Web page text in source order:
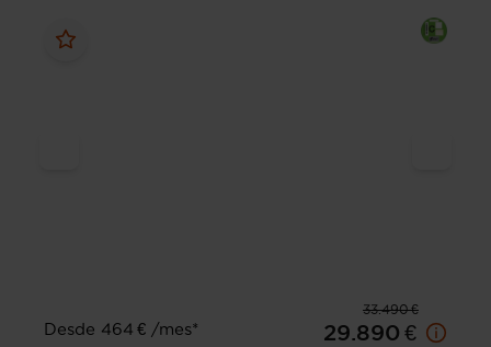
33.490 €
Desde 464 € /mes*
29.890 €